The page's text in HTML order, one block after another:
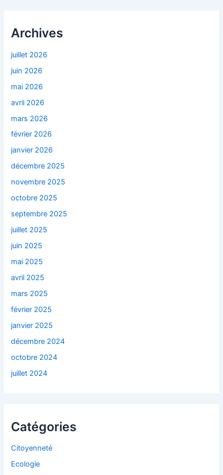
Archives
juillet 2026
juin 2026
mai 2026
avril 2026
mars 2026
février 2026
janvier 2026
décembre 2025
novembre 2025
octobre 2025
septembre 2025
juillet 2025
juin 2025
mai 2025
avril 2025
mars 2025
février 2025
janvier 2025
décembre 2024
octobre 2024
juillet 2024
Catégories
Citoyenneté
Ecologie